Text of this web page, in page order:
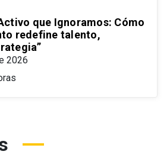
que Ignoramos: Cómo
redefine talento,
2026